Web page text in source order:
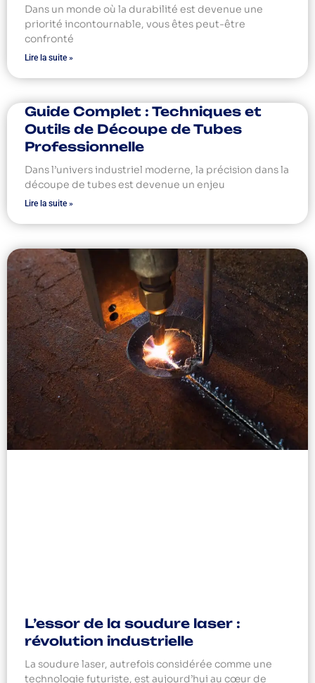
Dans un monde où la durabilité est devenue une
priorité incontournable, vous êtes peut-être
confronté
Lire la suite »
Guide Complet : Techniques et
Outils de Découpe de Tubes
Professionnelle
Dans l’univers industriel moderne, la précision dans la
découpe de tubes est devenue un enjeu
Lire la suite »
L’essor de la soudure laser :
révolution industrielle
La soudure laser, autrefois considérée comme une
technologie futuriste, est aujourd’hui au cœur de